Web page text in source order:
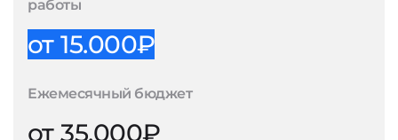
работы
от 15.000₽
Ежемесячный бюджет
от 35.000₽